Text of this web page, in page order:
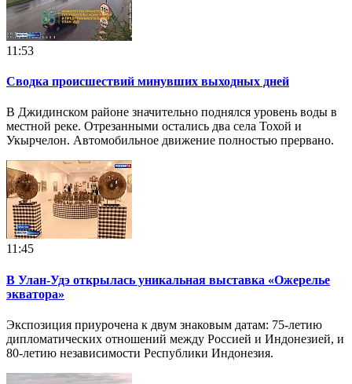
11:53
Сводка происшествий минувших выходных дней
В Джидинском районе значительно поднялся уровень воды в
местной реке. Отрезанными остались два села Тохой и
Укырчелон. Автомобильное движение полностью прервано.
11:45
В Улан-Удэ открылась уникальная выставка «Ожерелье
экватора»
Экспозиция приурочена к двум знаковым датам: 75-летию
дипломатических отношений между Россией и Индонезией, и
80-летию независимости Республики Индонезия.